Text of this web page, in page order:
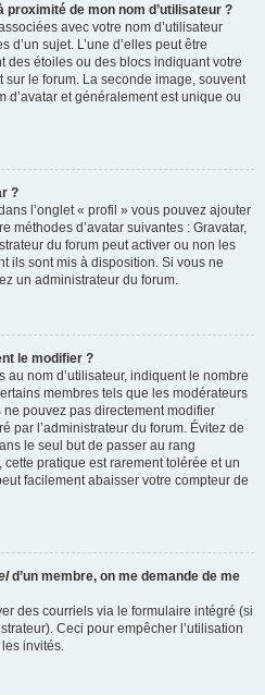
de mon nom d’utilisateur ?
avec votre nom d’utilisateur
sujet. L’une d’elles peut être
des étoiles ou des blocs indiquant votre
le forum. La seconde image, souvent
d’avatar et généralement est unique ou
?
l’onglet « profil » vous pouvez ajouter
méthodes d’avatar suivantes : Gravatar,
du forum peut activer ou non les
ils sont mis à disposition. Si vous ne
un administrateur du forum.
le modifier ?
nom d’utilisateur, indiquent le nombre
membres tels que les modérateurs
pouvez pas directement modifier
par l’administrateur du forum. Évitez de
le seul but de passer au rang
pratique est rarement tolérée et un
facilement abaisser votre compteur de
d’un membre, on me demande de me
des courriels via le formulaire intégré (si
Ceci pour empêcher l’utilisation
invités.